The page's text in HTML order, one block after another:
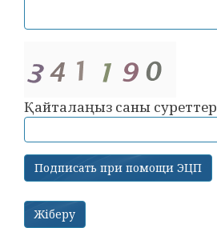
Қайталаңыз саны суреттер